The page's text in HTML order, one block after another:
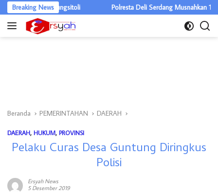
Langsung
ke
Breaking News
Gunungsitoli Polresta Deli Serdang Musnahkan 1,2 Kg Sabu,
Beranda PEMERINTAHAN DAERAH
DAERAH, HUKUM, PROVINSI
Pelaku Curas Desa Guntung Diringkus
Polisi
Ersyah News
5 Desember 2019